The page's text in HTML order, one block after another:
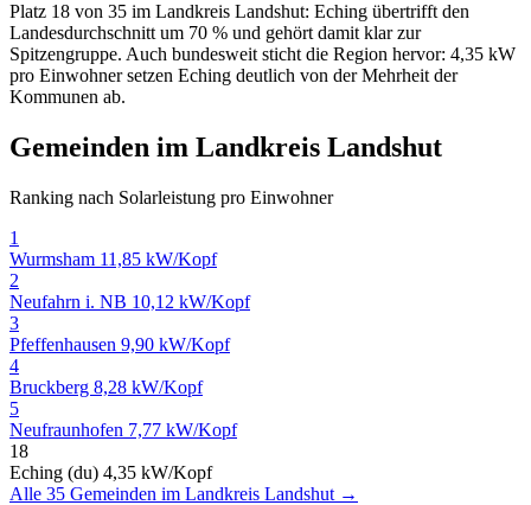
Platz 18 von 35 im Landkreis Landshut: Eching übertrifft den
Landesdurchschnitt um 70 % und gehört damit klar zur
Spitzengruppe. Auch bundesweit sticht die Region hervor: 4,35 kW
pro Einwohner setzen Eching deutlich von der Mehrheit der
Kommunen ab.
Gemeinden im Landkreis Landshut
Ranking nach Solarleistung pro Einwohner
1
Wurmsham 11,85 kW/Kopf
2
Neufahrn i. NB 10,12 kW/Kopf
3
Pfeffenhausen 9,90 kW/Kopf
4
Bruckberg 8,28 kW/Kopf
5
Neufraunhofen 7,77 kW/Kopf
18
Eching (du) 4,35 kW/Kopf
Alle 35 Gemeinden im Landkreis Landshut →